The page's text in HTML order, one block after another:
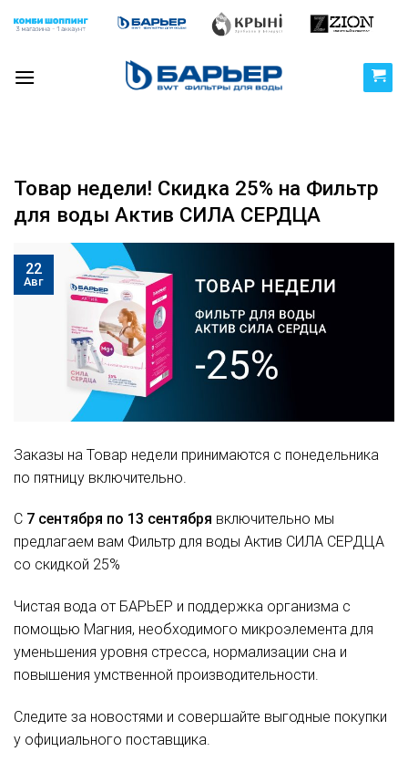
Товар недели! Скидка 25% на Фильтр
для воды Актив СИЛА СЕРДЦА
22
Авг
Заказы на Товар недели принимаются с понедельника
по пятницу включительно.
С 7 сентября по 13 сентября включительно мы
предлагаем вам Фильтр для воды Актив СИЛА СЕРДЦА
со скидкой 25%
Чистая вода от БАРЬЕР и поддержка организма с
помощью Магния, необходимого микроэлемента для
уменьшения уровня стресса, нормализации сна и
повышения умственной производительности.
Следите за новостями и совершайте выгодные покупки
у официального поставщика.